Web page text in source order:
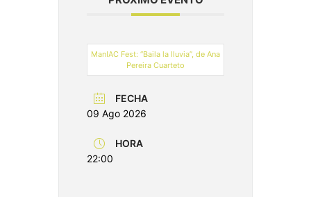
ManIAC Fest: “Baila la lluvia”, de Ana
Pereira Cuarteto
FECHA
09 Ago 2026
HORA
22:00